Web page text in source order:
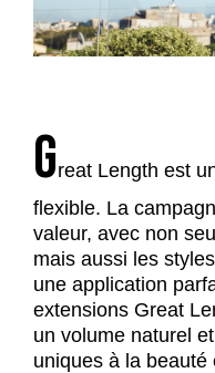
Great Length est
flexible. La
valeur, avec non
mais aussi les
une application
extensions Great
un volume naturel
uniques à la